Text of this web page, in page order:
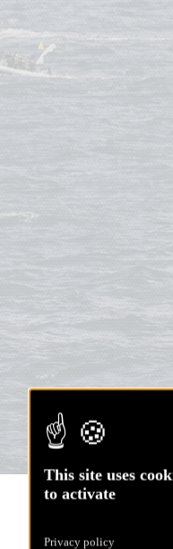
This site uses
to activate
Privacy policy